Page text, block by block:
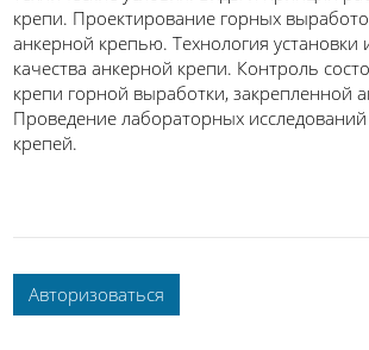
крепи. Проектирование горных
анкерной крепью. Технология установки
качества анкерной крепи. Контроль
крепи горной выработки, закрепленной
Проведение лабораторных
крепей.
Авторизоваться